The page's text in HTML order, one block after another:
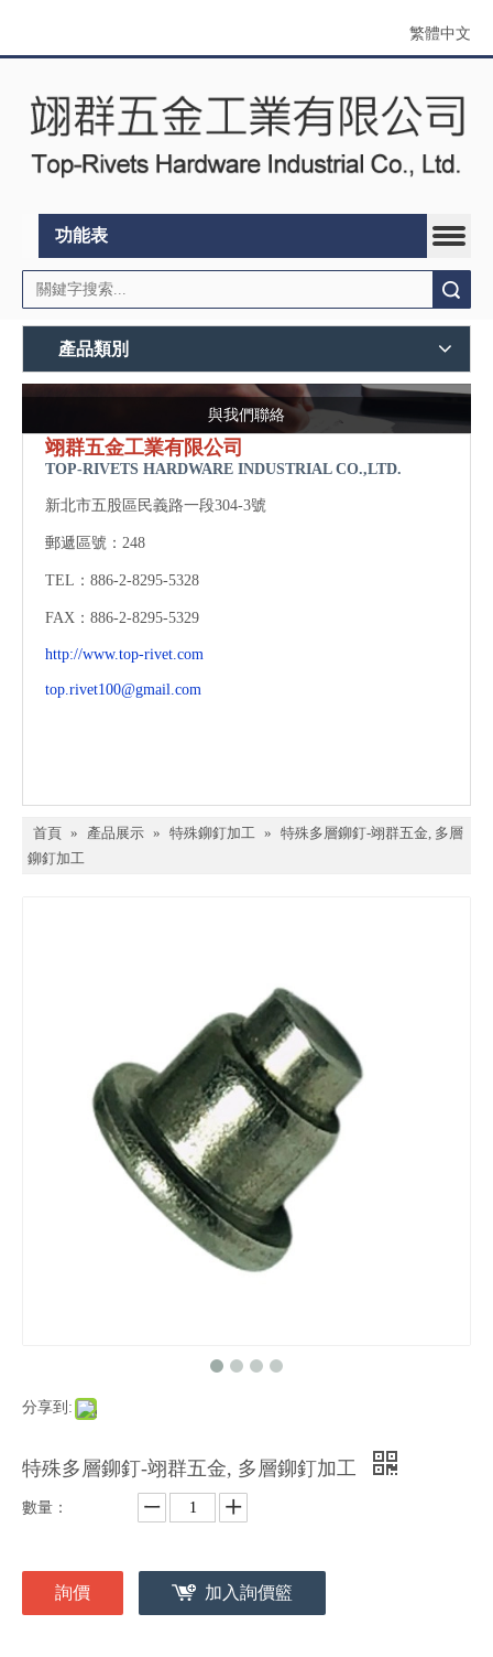
繁體中文
功能表
產品類別
與我們聯絡
翊群五金工業有限公司
TOP-RIVETS HARDWARE INDUSTRIAL CO.,LTD.
新北市五股區民義路一段304-3號
郵遞區號：248
TEL：886-2-8295-5328
FAX：886-2-8295-5329
http://www.top-rivet.com
top.rivet100@gmail.com
首頁 » 產品展示 » 特殊鉚釘加工 » 特殊多層鉚釘-翊群五金, 多層
鉚釘加工
分享到:
特殊多層鉚釘-翊群五金, 多層鉚釘加工
數量：
詢價 加入詢價籃